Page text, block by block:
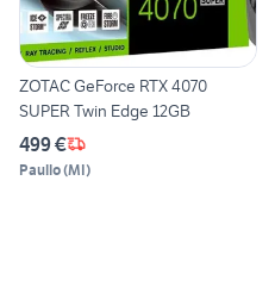
ZOTAC GeForce RTX 4070
SUPER Twin Edge 12GB
499 €
Paullo(MI)